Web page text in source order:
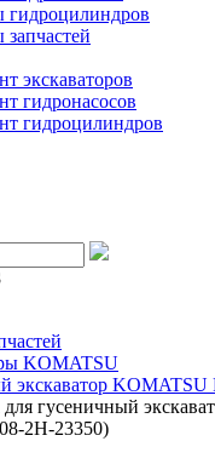
гидроцилиндров
экскаваторов
гидронасосов
гидроцилиндров
KOMATSU
экскаватор KOMATSU
гусеничный
2H-23350)